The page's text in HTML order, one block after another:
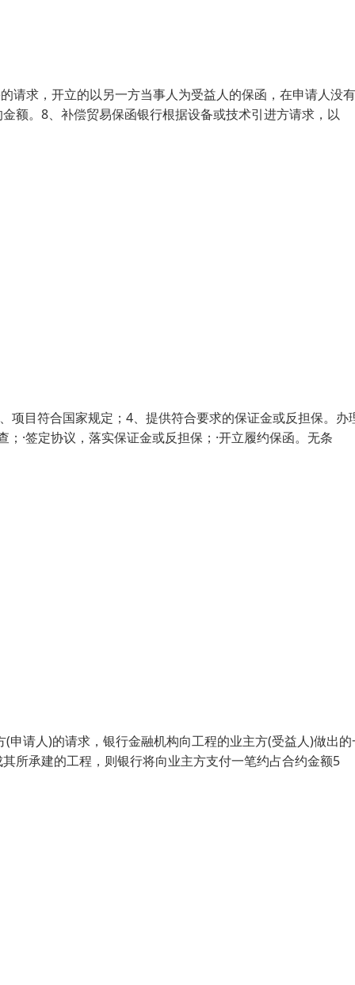
请求，开立的以另一方当事人为受益人的保函，在申请人没
额。8、补偿贸易保函银行根据设备或技术引进方请求，以
项目符合国家规定；4、提供符合要求的保证金或反担保。办
·签定协议，落实保证金或反担保；·开立履约保函。无条
请人)的请求，银行金融机构向工程的业主方(受益人)做出
所承建的工程，则银行将向业主方支付一笔约占合约金额5